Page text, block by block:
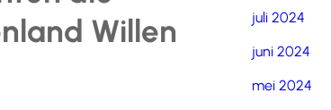
Willen
juli 2024
juni 2024
mei 2024